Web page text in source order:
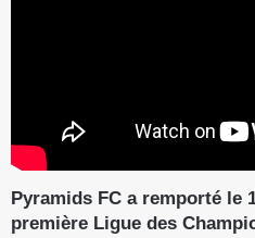
Pyramids FC a remporté le
première Ligue des